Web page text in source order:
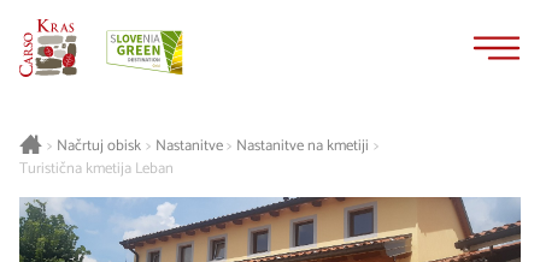
> Načrtuj obisk> Nastanitve> Nastanitve na kmetiji >
Turistična kmetija Leban